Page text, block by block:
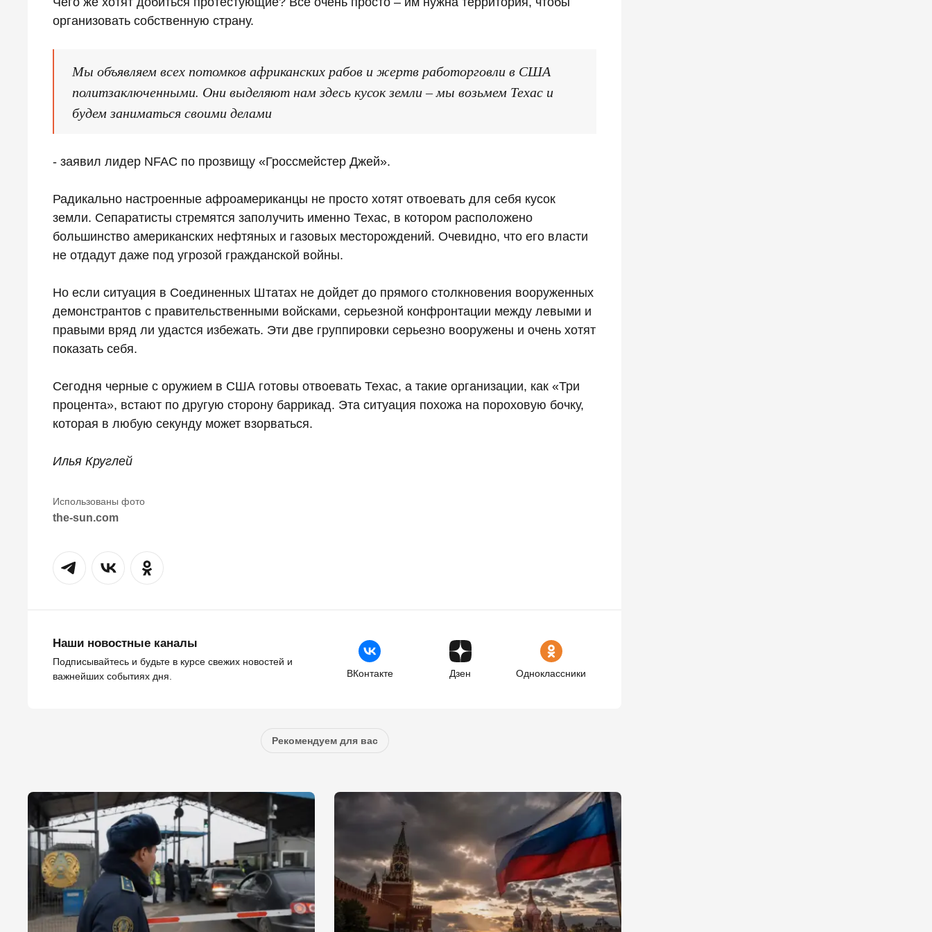
организовать собственную страну.
Мы объявляем всех потомков африканских рабов и жертв работорговли в США
политзаключенными. Они выделяют нам здесь кусок земли – мы возьмем Техас и
будем заниматься своими делами
- заявил лидер NFAC по прозвищу «Гроссмейстер Джей».
Радикально настроенные афроамериканцы не просто хотят отвоевать для себя кусок
земли. Сепаратисты стремятся заполучить именно Техас, в котором расположено
большинство американских нефтяных и газовых месторождений. Очевидно, что его власти
не отдадут даже под угрозой гражданской войны.
Но если ситуация в Соединенных Штатах не дойдет до прямого столкновения вооруженных
демонстрантов с правительственными войсками, серьезной конфронтации между левыми и
правыми вряд ли удастся избежать. Эти две группировки серьезно вооружены и очень хотят
показать себя.
Сегодня черные с оружием в США готовы отвоевать Техас, а такие организации, как «Три
процента», встают по другую сторону баррикад. Эта ситуация похожа на пороховую бочку,
которая в любую секунду может взорваться.
Илья Круглей
the-sun.com
Наши новостные каналы
Подписывайтесь и будьте в курсе свежих новостей и
важнейших событиях дня.
ВКонтакте Дзен Одноклассники
Рекомендуем для вас